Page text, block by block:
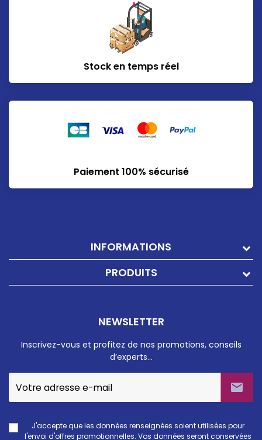
Stock en temps réel
Paiement 100% sécurisé
INFORMATIONS
PRODUITS
NEWSLETTER
Inscrivez-vous et profitez de nos promotions, conseils
d’experts…

J'accepte que les données renseignées soient utilisées pour
l'envoi d'offres promotionnelles. Vos données seront conservées